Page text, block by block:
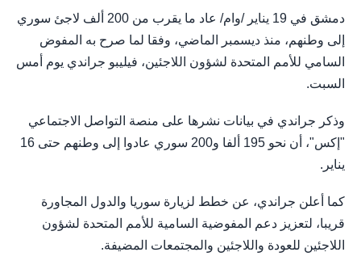
دمشق في 19 يناير /وام/ عاد ما يقرب من 200 ألف لاجئ سوري
إلى وطنهم، منذ ديسمبر الماضي، وفقا لما صرح به المفوض
السامي للأمم المتحدة لشؤون اللاجئين، فيليبو جراندي يوم أمس
السبت.
وذكر جراندي في بيانات نشرها على منصة التواصل الاجتماعي
"إكس"، أن نحو 195 ألفا و200 سوري عادوا إلى وطنهم حتى 16
يناير.
كما أعلن جراندي، عن خطط لزيارة سوريا والدول المجاورة
قريبا، لتعزيز دعم المفوضية السامية للأمم المتحدة لشؤون
اللاجئين للعودة واللاجئين والمجتمعات المضيفة.